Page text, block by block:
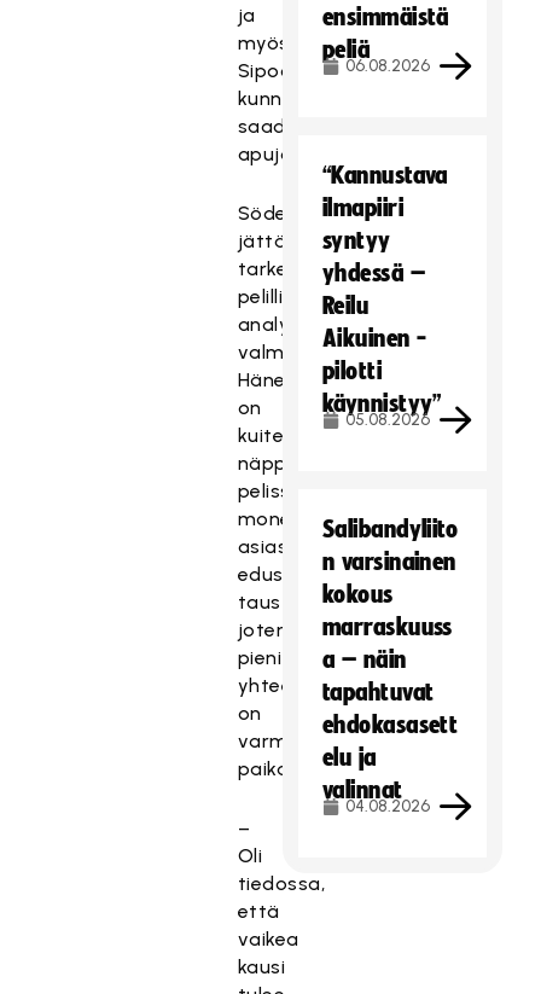
ja
myös
Sipoon
kunnalta
saadaan
apuja.
Söderholm
jättää
tarkemmat
pelilliset
analyysit
valmentajille.
Hänellä
on
kuitenkin
näppinsä
pelissä
monessa
asiassa
edustusjoukkueen
taustalla,
joten
pieni
yhteenveto
on
varmasti
paikallaan.
–
Oli
tiedossa,
että
vaikea
kausi
ensimmäistä
peliä
06.08.2026
“Kannustava
ilmapiiri
syntyy
yhdessä –
Reilu
Aikuinen -
pilotti
käynnistyy”
05.08.2026
Salibandyliito
n varsinainen
kokous
marraskuuss
a – näin
tapahtuvat
ehdokasasett
elu ja
valinnat
04.08.2026